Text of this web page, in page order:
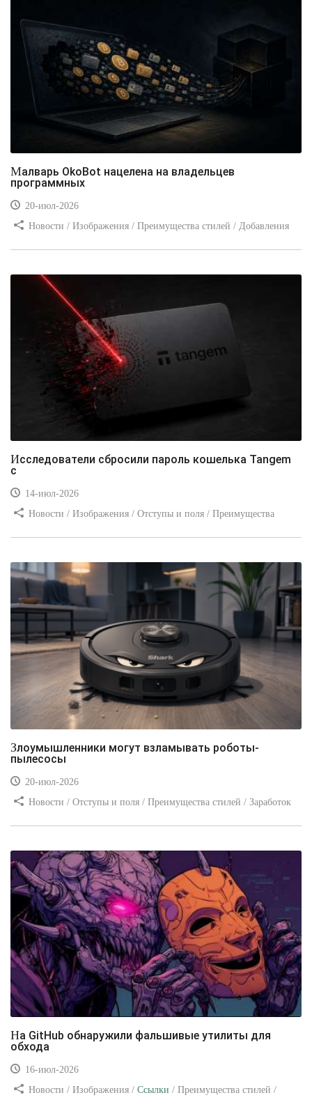
Малварь OkoBot нацелена на владельцев
программных
20-июл-2026
Новости / Изображения / Преимущества стилей / Добавления
Исследователи сбросили пароль кошелька Tangem
с
14-июл-2026
Новости / Изображения / Отступы и поля / Преимущества
Злоумышленники могут взламывать роботы-
пылесосы
20-июл-2026
Новости / Отступы и поля / Преимущества стилей / Заработок
На GitHub обнаружили фальшивые утилиты для
обхода
16-июл-2026
Новости / Изображения / Ссылки / Преимущества стилей /